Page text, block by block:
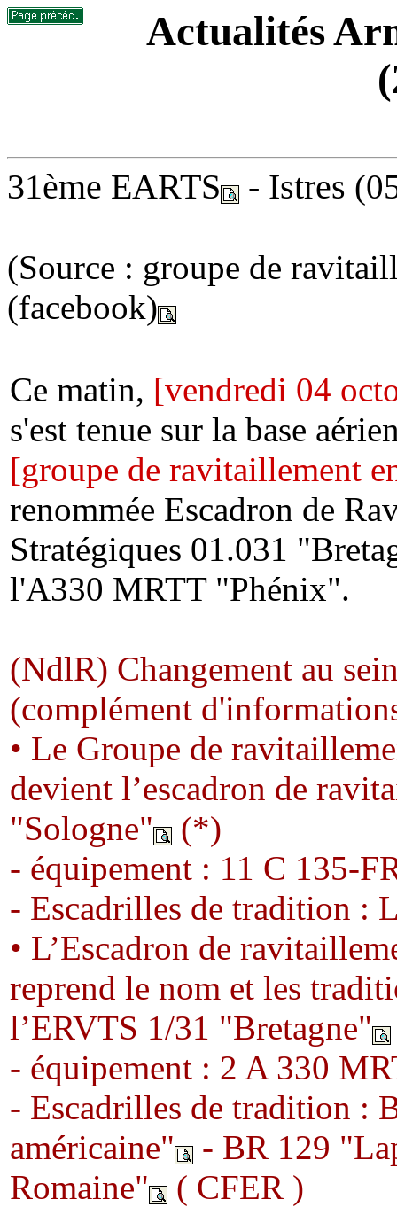
Actualités
31ème EARTS - Istres
(Source : groupe de
(facebook)
Ce matin, [vendredi 04
s'est tenue sur la base
[groupe de ravitaillement
renommée Escadron de
Stratégiques 01.031
l'A330 MRTT "Phénix".
(NdlR) Changement au
(complément
• Le Groupe de
devient l’escadron de
"Sologne"
(*)
- équipement : 11 C 135-
- Escadrilles de tradition :
• L’Escadron de
reprend le nom et les
l’ERVTS 1/31 "Bretagne"
- équipement : 2 A 330
- Escadrilles de tradition :
américaine"
- BR 129
Romaine"
( CFER )